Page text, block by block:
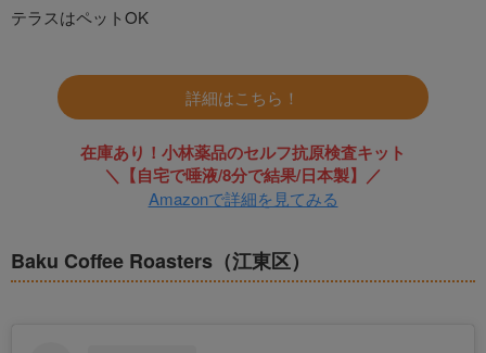
テラスはペットOK
詳細はこちら！
在庫あり！小林薬品のセルフ抗原検査キット
＼【自宅で唾液/8分で結果/日本製】／
Amazonで詳細を見てみる
Baku Coffee Roasters（江東区）